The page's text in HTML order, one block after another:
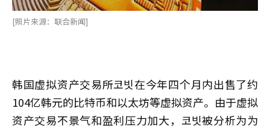
[照片来源：联合新闻]
韩国虚拟资产交易所코빗在今年四个月内出售了约
104亿韩元的比特币和以太坊等虚拟资产。由于虚拟
资产交易不景气和盈利压力加大，코빗被分析为为